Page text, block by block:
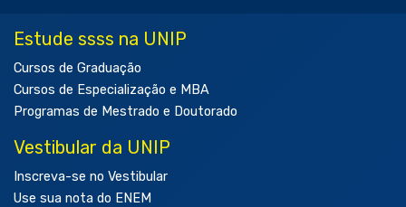
Estude ssss na UNIP
Cursos de Graduação
Cursos de Especialização e MBA
Programas de Mestrado e Doutorado
Vestibular da UNIP
Inscreva-se no Vestibular
Use sua nota do ENEM